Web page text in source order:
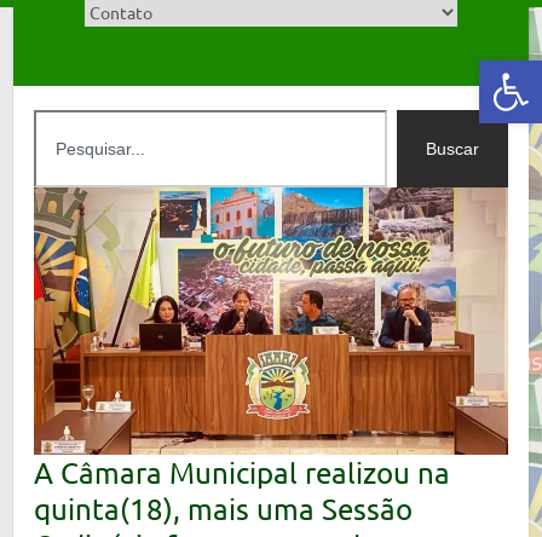
Abrir a barra de ferramentas
Buscar
A Câmara Municipal realizou na
quinta(18), mais uma Sessão